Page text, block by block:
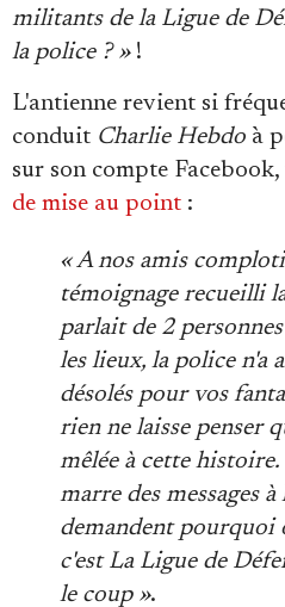
militants de la Ligue de
la police ? »!
L'antienne revient si
conduit Charlie Hebdo à
sur son compte Facebook,
de mise au point :
« A nos amis
témoignage recueilli
parlait de 2
les lieux, la police n'a
désolés pour vos
rien ne laisse penser
mêlée à cette
marre des messages
demandent pourquoi
c'est La Ligue de
le coup ».